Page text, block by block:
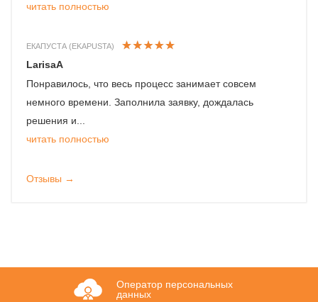
читать полностью
ЕКАПУСТА (EKAPUSTA)
LarisaA
Понравилось, что весь процесс занимает совсем
немного времени. Заполнила заявку, дождалась
решения и...
читать полностью
Отзывы →
Оператор персональных
данных